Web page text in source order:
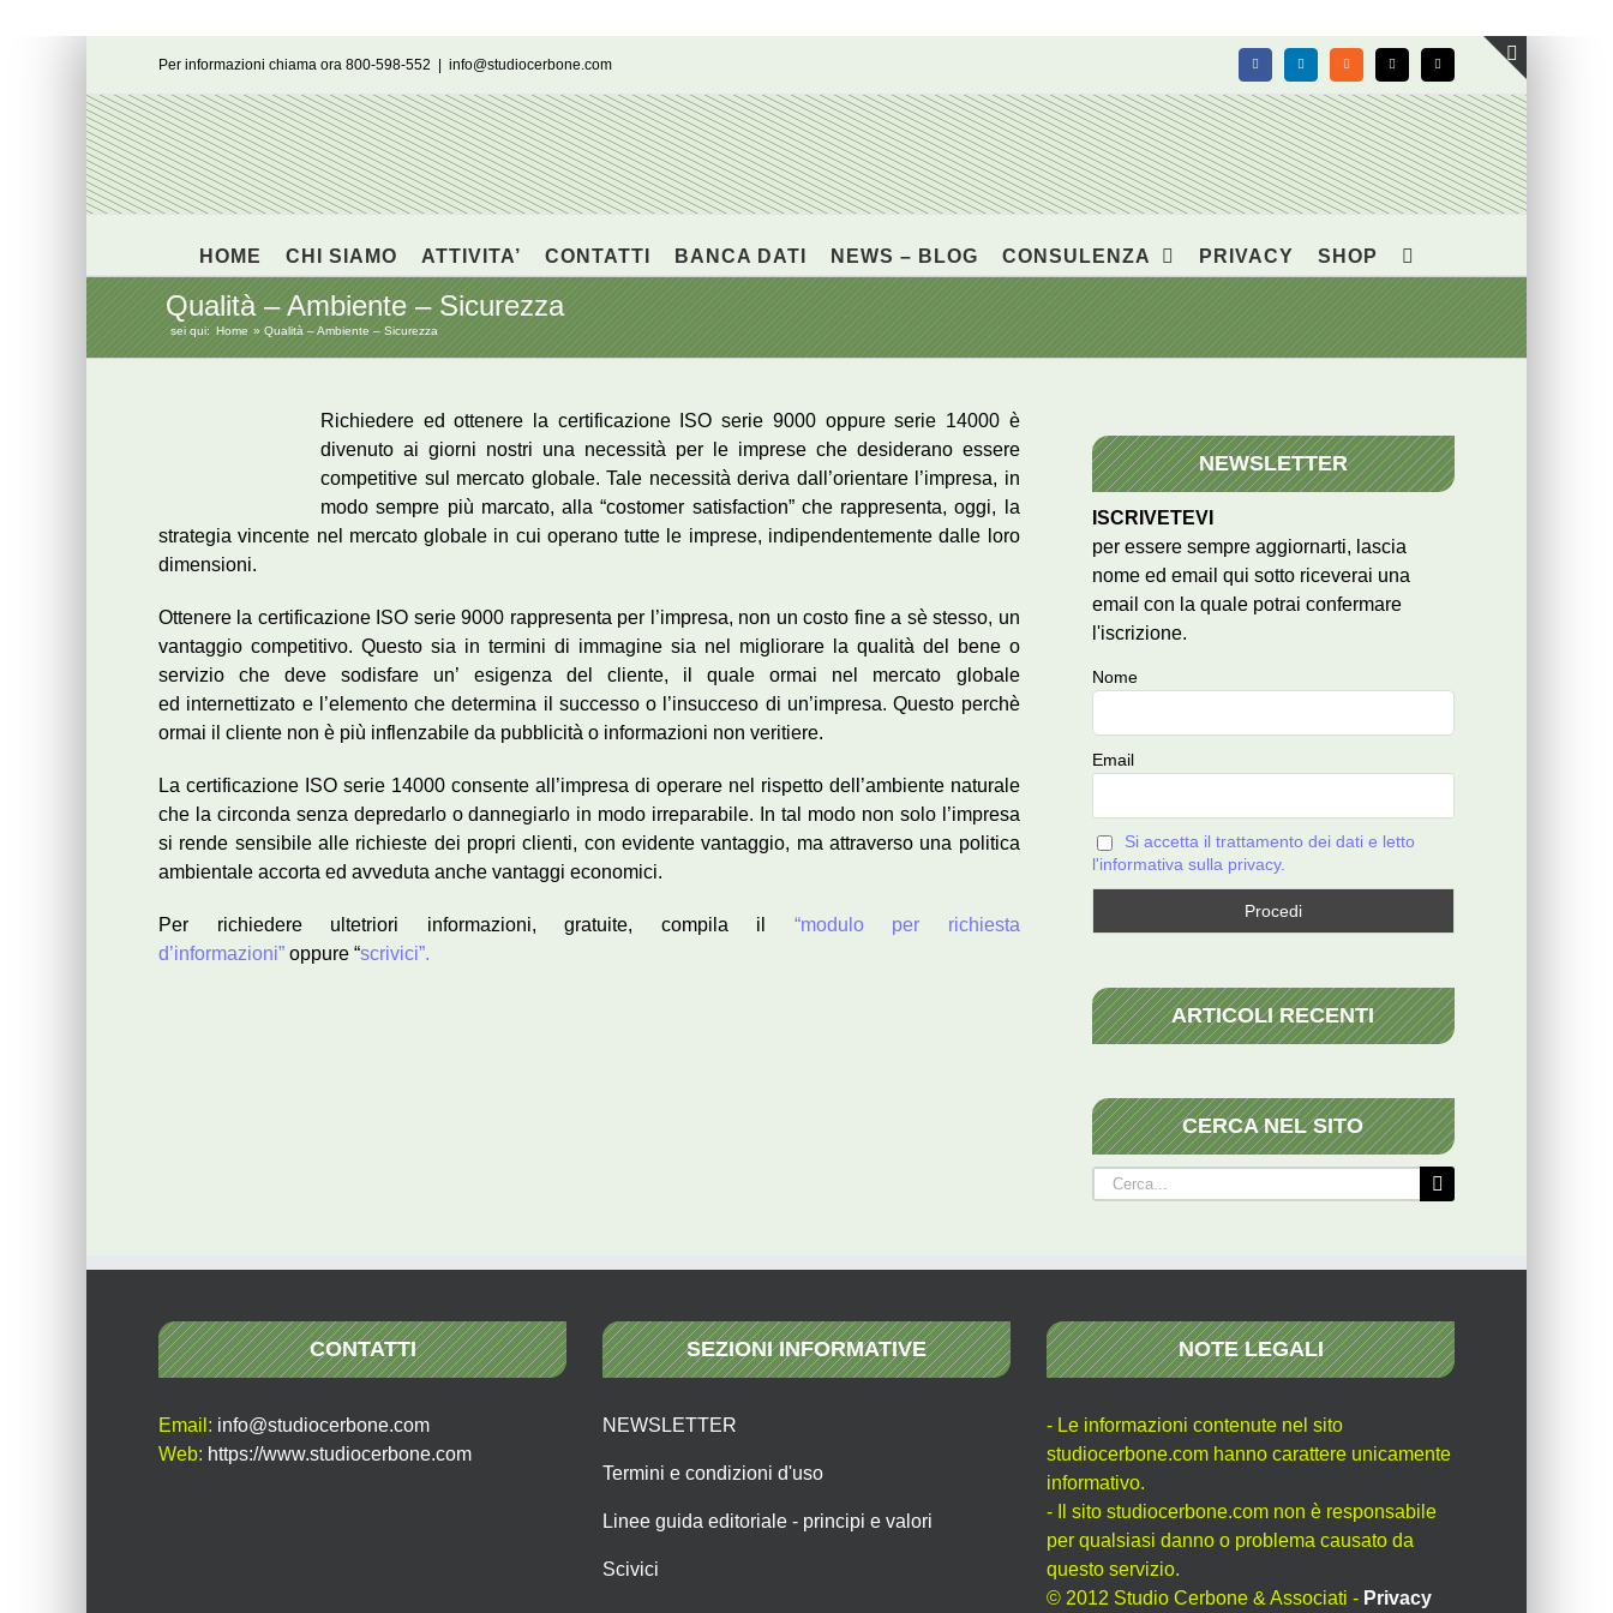
Per informazioni chiama ora 800-598-552 info@studiocerbone.com FacebookLinkedIn Rss X Email
HOME CHI SIAMO ATTIVITA’ CONTATTI BANCA DATI NEWS – BLOG CONSULENZA PRIVACY SHOP
Qualità – Ambiente – Sicurezza
sei qui: Home Qualità – Ambiente – Sicurezza
Richiedere ed ottenere la certificazione ISO serie 9000 oppure serie 14000 è
divenuto ai giorni nostri una necessità per le imprese che desiderano essere
competitive sul mercato globale. Tale necessità deriva dall’orientare l’impresa, in
modo sempre più marcato, alla “costomer satisfaction” che rappresenta, oggi, la
strategia vincente nel mercato globale in cui operano tutte le imprese, indipendentemente dalle loro
dimensioni.
Ottenere la certificazione ISO serie 9000 rappresenta per l’impresa, non un costo fine a sè stesso, un
vantaggio competitivo. Questo sia in termini di immagine sia nel migliorare la qualità del bene o
servizio che deve sodisfare un’ esigenza del cliente, il quale ormai nel mercato globale
ed internettizato e l’elemento che determina il successo o l’insucceso di un’impresa. Questo perchè
ormai il cliente non è più inflenzabile da pubblicità o informazioni non veritiere.
La certificazione ISO serie 14000 consente all’impresa di operare nel rispetto dell’ambiente naturale
che la circonda senza depredarlo o dannegiarlo in modo irreparabile. In tal modo non solo l’impresa
si rende sensibile alle richieste dei propri clienti, con evidente vantaggio, ma attraverso una politica
ambientale accorta ed avveduta anche vantaggi economici.
Per richiedere ultetriori informazioni, gratuite, compila il “modulo per richiesta
d’informazioni” oppure “scrivici”.
NEWSLETTER
ISCRIVETEVI
per essere sempre aggiornarti, lascia
nome ed email qui sotto riceverai una
email con la quale potrai confermare
l'iscrizione.
Nome
Email
Si accetta il trattamento dei dati e letto
l'informativa sulla privacy.
ARTICOLI RECENTI
CERCA NEL SITO
Cerca
per:
CONTATTI
Email: info@studiocerbone.com
Web: https://www.studiocerbone.com
SEZIONI INFORMATIVE
NEWSLETTER
Termini e condizioni d'uso
Linee guida editoriale - principi e valori
Scivici
NOTE LEGALI
- Le informazioni contenute nel sito
studiocerbone.com hanno carattere unicamente
informativo.
- Il sito studiocerbone.com non è responsabile
per qualsiasi danno o problema causato da
questo servizio.
© 2012 Studio Cerbone & Associati - Privacy
Toggle
area
barra
scorrevole